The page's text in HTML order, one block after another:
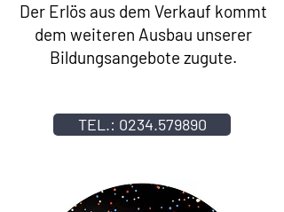
Der Erlös aus dem Verkauf kommt
dem weiteren Ausbau unserer
Bildungsangebote zugute.
TEL.: 0234.579890